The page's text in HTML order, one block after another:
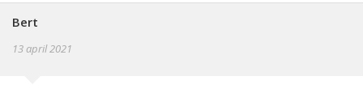
Bert
13 april 2021